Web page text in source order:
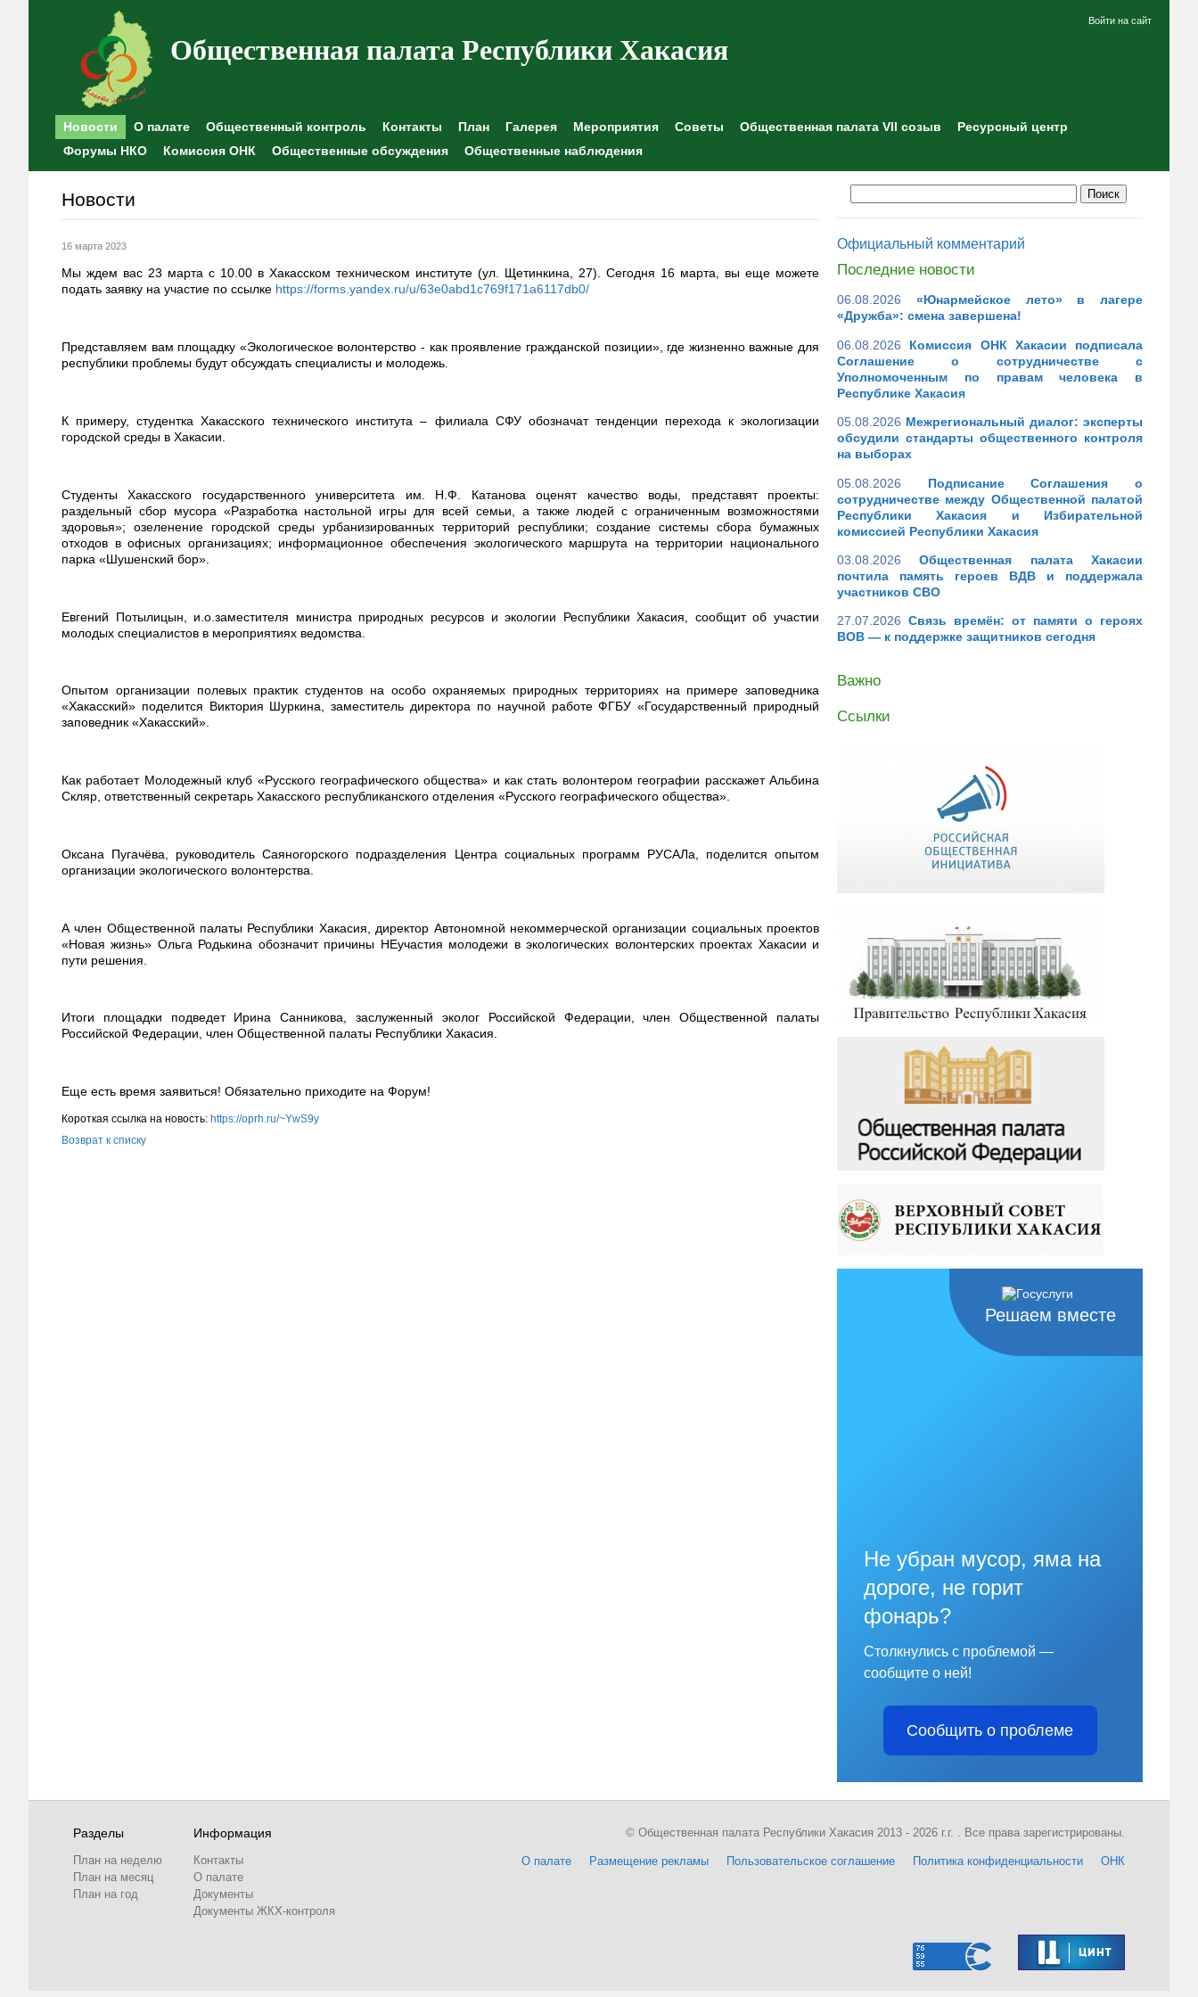
Общественная палата Республики Хакасия
Войти на сайт
Новости О палате Общественный контроль Контакты План Галерея Мероприятия Советы Общественная палата VII созыв
Ресурсный центр
Форумы НКО
Комиссия ОНК Общественные обсуждения Общественные наблюдения
Новости
16 марта 2023
Мы ждем вас 23 марта с 10.00 в Хакасском техническом институте (ул. Щетинкина, 27). Сегодня 16 марта, вы еще можете
подать заявку на участие по ссылке https://forms.yandex.ru/u/63e0abd1c769f171a6117db0/
Представляем вам площадку «Экологическое волонтерство - как проявление гражданской позиции», где жизненно важные для
республики проблемы будут обсуждать специалисты и молодежь.
К примеру, студентка Хакасского технического института – филиала СФУ обозначат тенденции перехода к экологизации
городской среды в Хакасии.
Студенты Хакасского государственного университета им. Н.Ф. Катанова оценят качество воды, представят проекты:
раздельный сбор мусора «Разработка настольной игры для всей семьи, а также людей с ограниченным возможностями
здоровья»; озеленение городской среды урбанизированных территорий республики; создание системы сбора бумажных
отходов в офисных организациях; информационное обеспечения экологического маршрута на территории национального
парка «Шушенский бор».
Евгений Потылицын, и.о.заместителя министра природных ресурсов и экологии Республики Хакасия, сообщит об участии
молодых специалистов в мероприятиях ведомства.
Опытом организации полевых практик студентов на особо охраняемых природных территориях на примере заповедника
«Хакасский» поделится Виктория Шуркина, заместитель директора по научной работе ФГБУ «Государственный природный
заповедник «Хакасский».
Как работает Молодежный клуб «Русского географического общества» и как стать волонтером географии расскажет Альбина
Скляр, ответственный секретарь Хакасского республиканского отделения «Русского географического общества».
Оксана Пугачёва, руководитель Саяногорского подразделения Центра социальных программ РУСАЛа, поделится опытом
организации экологического волонтерства.
А член Общественной палаты Республики Хакасия, директор Автономной некоммерческой организации социальных проектов
«Новая жизнь» Ольга Родькина обозначит причины НЕучастия молодежи в экологических волонтерских проектах Хакасии и
пути решения.
Итоги площадки подведет Ирина Санникова, заслуженный эколог Российской Федерации, член Общественной палаты
Российской Федерации, член Общественной палаты Республики Хакасия.
Еще есть время заявиться! Обязательно приходите на Форум!
Короткая ссылка на новость: https://oprh.ru/~YwS9y
Возврат к списку
Официальный комментарий
Последние новости
06.08.2026
«Юнармейское лето» в лагере
«Дружба»: смена завершена!
06.08.2026
Комиссия ОНК Хакасии подписала
Соглашение о сотрудничестве с
Уполномоченным по правам человека в
Республике Хакасия
05.08.2026 Межрегиональный диалог: эксперты
обсудили стандарты общественного контроля
на выборах
05.08.2026
Подписание Соглашения о
сотрудничестве между Общественной палатой
Республики Хакасия и Избирательной
комиссией Республики Хакасия
03.08.2026
Общественная палата Хакасии
почтила память героев ВДВ и поддержала
участников СВО
27.07.2026 Связь времён: от памяти о героях
ВОВ — к поддержке защитников сегодня
Важно
Ссылки
Решаем вместе
Не убран мусор, яма на
дороге, не горит
фонарь?
Столкнулись с проблемой —
сообщите о ней!
Сообщить о проблеме
Разделы
План на неделю
План на месяц
План на год
Информация
Контакты
О палате
Документы
Документы ЖКХ-контроля
О палате Размещение рекламы Пользовательское соглашение Политика конфиденциальности ОНК
© Общественная палата Республики Хакасия 2013 - 2026 г.г. . Все права зарегистрированы.